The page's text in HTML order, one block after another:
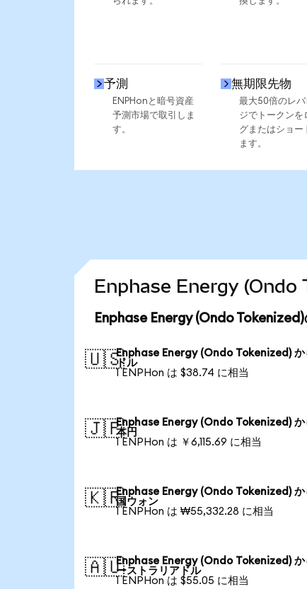
予測
ENPHonと暗号資産
予測市場で取引しま
す。
無期限先物
最大50倍のレバ
ジでトークンを
グまたはショー
ます。
Enphase Energy (Ondo
Enphase Energy (Ondo
🇺🇸Enphase Energy (Ondo Tokenized) か
ドル
1 ENPHon は $38.74 に相当
🇯🇵Enphase Energy (Ondo Tokenized) か
本円
1 ENPHon は ￥6,115.69 に相当
🇰🇷Enphase Energy (Ondo Tokenized) か
国ウォン
1 ENPHon は ₩55,332.28 に相当
🇦🇺Enphase Energy (Ondo Tokenized) か
ーストラリアドル
1 ENPHon は $55.05 に相当